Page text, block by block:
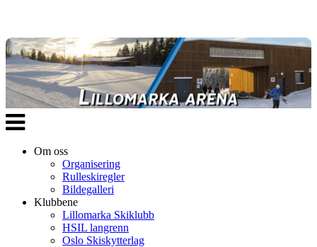
Veksle
navigasjon
Om oss
Organisering
Rulleskiregler
Bildegalleri
Klubbene
Lillomarka Skiklubb
HSIL langrenn
Oslo Skiskytterlag